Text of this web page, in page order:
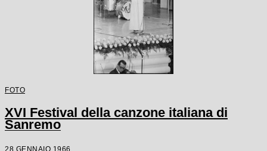
FOTO
XVI Festival della canzone italiana di
Sanremo
28 GENNAIO 1966